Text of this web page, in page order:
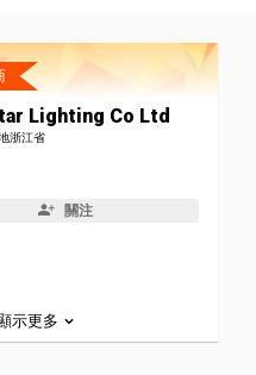
Lighting Co Ltd
浙江省
關注
示更多